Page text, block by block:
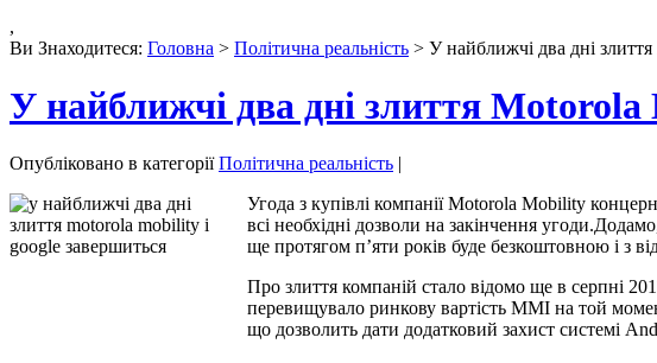
,
Ви Знаходитеся: Головна > Політична реальність > У найближчі два дні
У найближчі два дні злиття
Опубліковано в категоріїПолітична реальність |
Угода з купівлі компанії Motorola Mobility
всі необхідні дозволи на закінчення
ще протягом п’яти років буде безкоштовною і з
Про злиття компаній стало відомо ще в серпні
перевищувало ринкову вартість MMI на той
що дозволить дати додатковий захист системі